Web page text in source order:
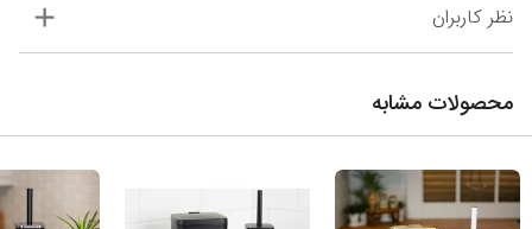
نظر کاربران
محصولات مشابه